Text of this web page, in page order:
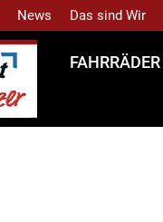
News Das sind Wir
FAHRRÄDER